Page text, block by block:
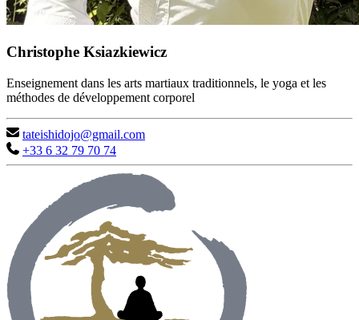
Christophe Ksiazkiewicz
Enseignement dans les arts martiaux traditionnels, le yoga et les
méthodes de développement corporel
tateishidojo@gmail.com
+33 6 32 79 70 74